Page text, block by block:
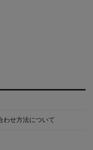
わせ方法について